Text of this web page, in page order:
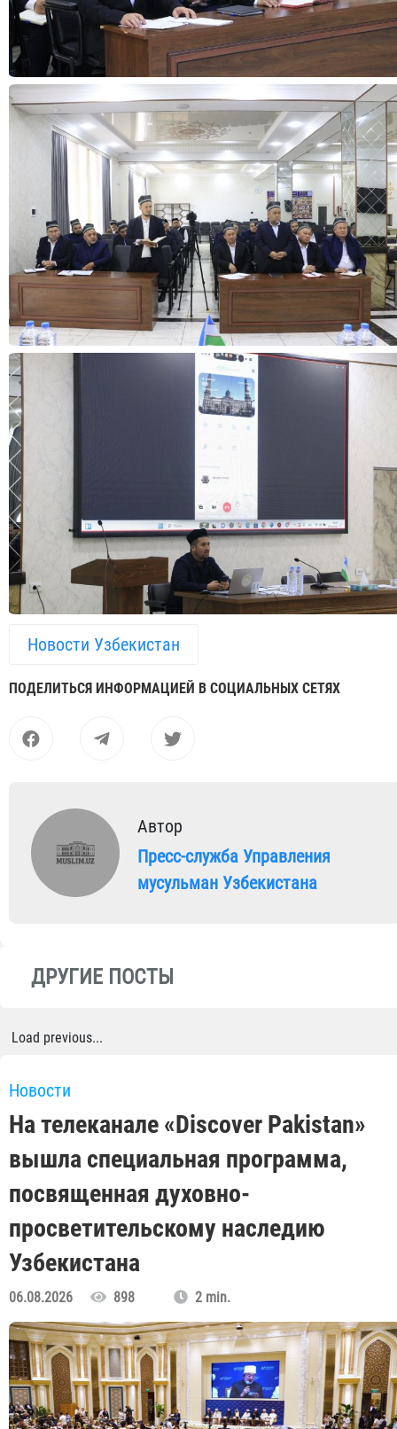
Новости Узбекистан
ПОДЕЛИТЬСЯ ИНФОРМАЦИЕЙ В СОЦИАЛЬНЫХ СЕТЯХ
Автор
Пресс-служба Управления
мусульман Узбекистана
ДРУГИЕ ПОСТЫ
Load previous...
Новости
На телеканале «Discover Pakistan»
вышла специальная программа,
посвященная духовно-
просветительскому наследию
Узбекистана
06.08.2026 898 2 min.